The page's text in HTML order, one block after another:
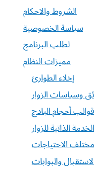
الشروط والاحكام
سياسة الخصوصية
لطلب البرنامج
مميزات النظام
إخلاء الطوارئ
وسياسات الزوار
أحجام البادج
الاحتياجات
والبوابات